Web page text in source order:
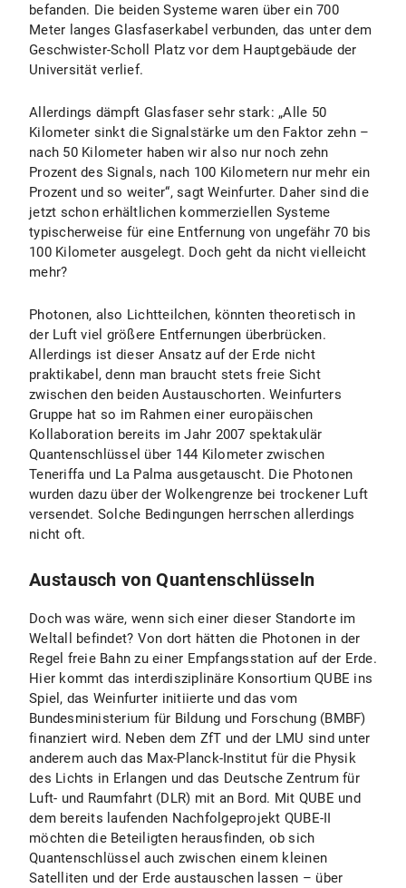
befanden. Die beiden Systeme waren über ein 700
Meter langes Glasfaserkabel verbunden, das unter dem
Geschwister-Scholl Platz vor dem Hauptgebäude der
Universität verlief.
Allerdings dämpft Glasfaser sehr stark: „Alle 50
Kilometer sinkt die Signalstärke um den Faktor zehn –
nach 50 Kilometer haben wir also nur noch zehn
Prozent des Signals, nach 100 Kilometern nur mehr ein
Prozent und so weiter“, sagt Weinfurter. Daher sind die
jetzt schon erhältlichen kommerziellen Systeme
typischerweise für eine Entfernung von ungefähr 70 bis
100 Kilometer ausgelegt. Doch geht da nicht vielleicht
mehr?
Photonen, also Lichtteilchen, könnten theoretisch in
der Luft viel größere Entfernungen überbrücken.
Allerdings ist dieser Ansatz auf der Erde nicht
praktikabel, denn man braucht stets freie Sicht
zwischen den beiden Austauschorten. Weinfurters
Gruppe hat so im Rahmen einer europäischen
Kollaboration bereits im Jahr 2007 spektakulär
Quantenschlüssel über 144 Kilometer zwischen
Teneriffa und La Palma ausgetauscht. Die Photonen
wurden dazu über der Wolkengrenze bei trockener Luft
versendet. Solche Bedingungen herrschen allerdings
nicht oft.
Austausch von Quantenschlüsseln
Doch was wäre, wenn sich einer dieser Standorte im
Weltall befindet? Von dort hätten die Photonen in der
Regel freie Bahn zu einer Empfangsstation auf der Erde.
Hier kommt das interdisziplinäre Konsortium QUBE ins
Spiel, das Weinfurter initiierte und das vom
Bundesministerium für Bildung und Forschung (BMBF)
finanziert wird. Neben dem ZfT und der LMU sind unter
anderem auch das Max-Planck-Institut für die Physik
des Lichts in Erlangen und das Deutsche Zentrum für
Luft- und Raumfahrt (DLR) mit an Bord. Mit QUBE und
dem bereits laufenden Nachfolgeprojekt QUBE-II
möchten die Beteiligten herausfinden, ob sich
Quantenschlüssel auch zwischen einem kleinen
Satelliten und der Erde austauschen lassen – über